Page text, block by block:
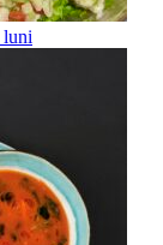
luni